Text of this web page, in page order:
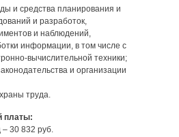
и средства планирования и
и разработок,
и наблюдений,
информации, в том числе с
вычислительной техники;
и организации
труда.
платы:
30 832 руб.